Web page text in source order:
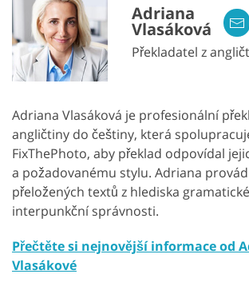
Adriana
Vlasáková
Překladatel z
Adriana Vlasáková je profesionální
angličtiny do češtiny, která
FixThePhoto, aby překlad odpovídal
a požadovanému stylu. Adriana
přeložených textů z hlediska
interpunkční správnosti.
Přečtěte si nejnovější informace od
Vlasákové